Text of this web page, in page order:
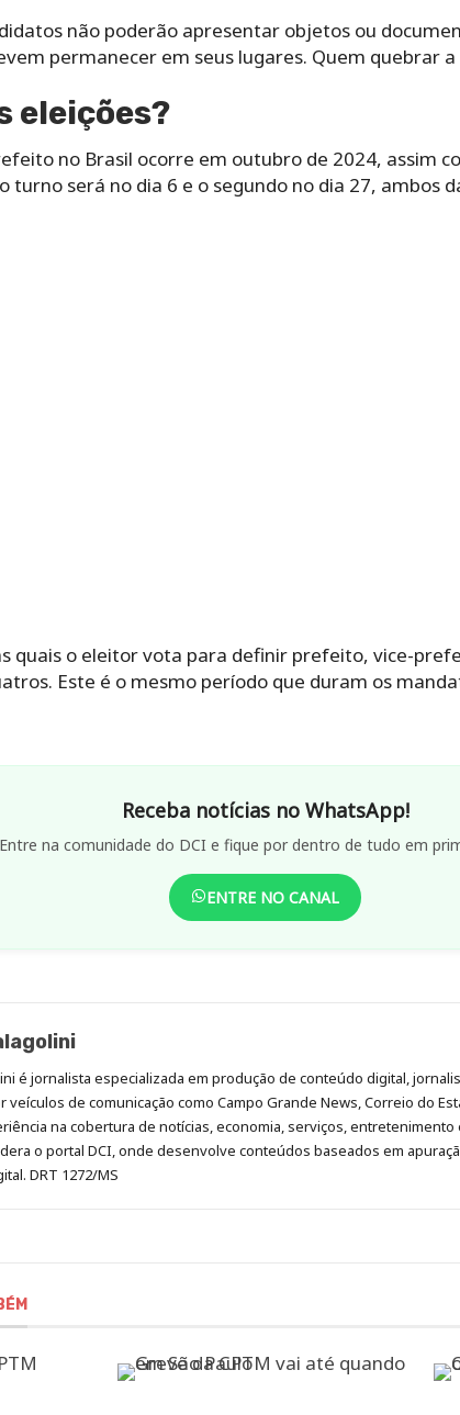
não poderão apresentar objetos ou
permanecer em seus lugares. Quem quebrar
eleições?
no Brasil ocorre em outubro de 2024, assim
turno será no dia 6 e o segundo no dia 27, ambos
quais o eleitor vota para definir prefeito, vice-
Este é o mesmo período que duram os
Receba notícias no WhatsApp!
Entre na comunidade do DCI e fique por dentro de tudo em
ENTRE NO CANAL
é jornalista especializada em produção de conteúdo digital,
veículos de comunicação como Campo Grande News, Correio do
na cobertura de notícias, economia, serviços,
o portal DCI, onde desenvolve conteúdos baseados em
DRT 1272/MS